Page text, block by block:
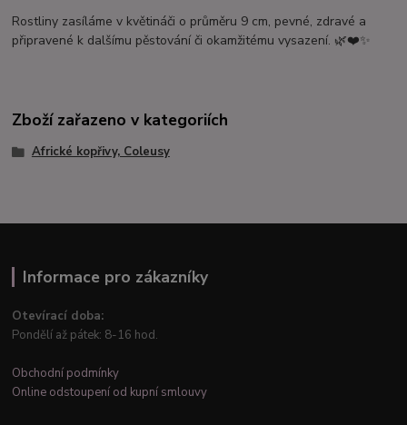
Rostliny zasíláme v květináči o průměru 9 cm, pevné, zdravé a
připravené k dalšímu pěstování či okamžitému vysazení. 🌿❤️✨
Zboží zařazeno v kategoriích
Africké kopřivy, Coleusy
Informace pro zákazníky
Otevírací doba:
Pondělí až pátek: 8-16 hod.
Obchodní podmínky
Online odstoupení od kupní smlouvy